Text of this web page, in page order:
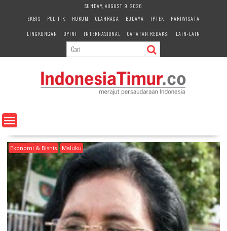
e
n
SUNDAY, AUGUST 9, 2026
EKBIS
POLITIK HUKUM OLAHRAGA BUDAYA IPTEK
PARIWISATA
LINGKUNGAN
OPINI INTERNASIONAL CATATAN REDAKSI LAIN-LAIN
Ekonomi & Bisnis Maluku